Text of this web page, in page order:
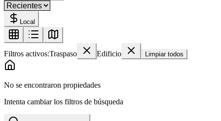
Local
Filtros activos:Traspaso Edificio Limpiar todos
No se encontraron propiedades
Intenta cambiar los filtros de búsqueda